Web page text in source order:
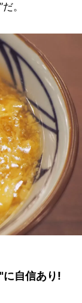
。
に自信あり!